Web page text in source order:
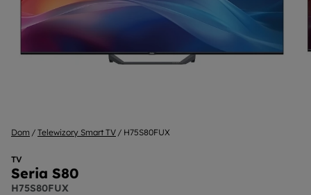
Dom Telewizory Smart TV H75S80FUX
TV
Seria S80
H75S80FUX